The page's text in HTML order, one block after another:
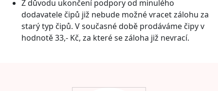
Z důvodu ukončení podpory od minulého
dodavatele čipů již nebude možné vracet zálohu za
starý typ čipů. V současné době prodáváme čipy v
hodnotě 33,- Kč, za které se záloha již nevrací.